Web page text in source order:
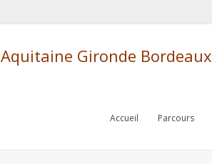
Gironde Bordeaux
Accueil Parcours